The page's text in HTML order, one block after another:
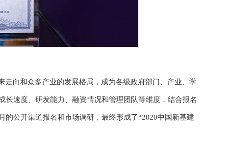
走向和众多产业的发展格局，成为各级政府部门、产业、学
速度、研发能力、融资情况和管理团队等维度，结合报名
公开渠道报名和市场调研，最终形成了“2020中国新基建